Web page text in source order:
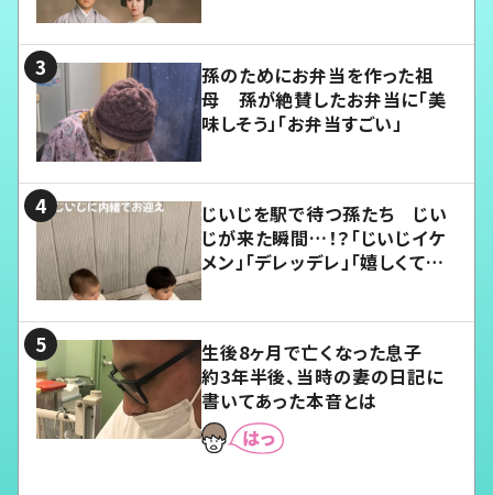
孫のためにお弁当を作った祖
母 孫が絶賛したお弁当に「美
味しそう」「お弁当すごい」
じいじを駅で待つ孫たち じい
じが来た瞬間…！？「じいじイケ
メン」「デレッデレ」「嬉しくて可
生後8ヶ月で亡くなった息子
約3年半後、当時の妻の日記に
書いてあった本音とは